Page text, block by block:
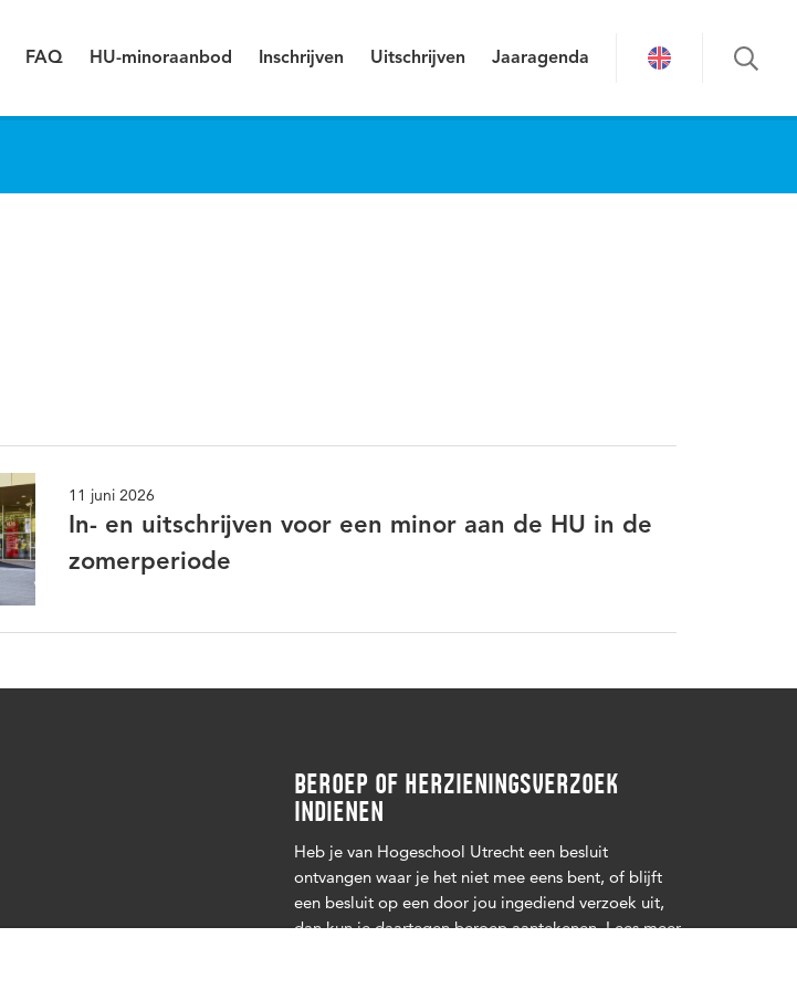
FAQ HU-minoraanbod Inschrijven Uitschrijven Jaaragenda
11 juni 2026
In- en uitschrijven voor een minor aan de HU in de
zomerperiode
BEROEP OF HERZIENINGSVERZOEK
INDIENEN
Heb je van Hogeschool Utrecht een besluit
ontvangen waar je het niet mee eens bent, of blijft
een besluit op een door jou ingediend verzoek uit,
dan kun je daartegen beroep aantekenen. Leesmeer.